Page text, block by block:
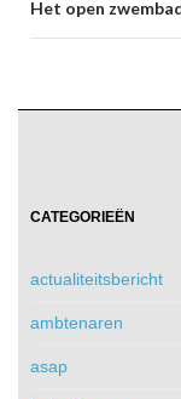
Het open
CATEGORIEËN
actualiteitsbericht
ambtenaren
asap